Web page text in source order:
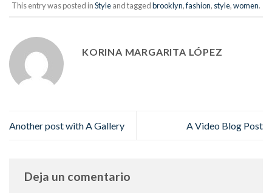
This entry was posted inStyleand taggedbrooklyn,fashion, style,women.
KORINA MARGARITA LÓPEZ
Another post with A Gallery A Video Blog Post
Deja un comentario